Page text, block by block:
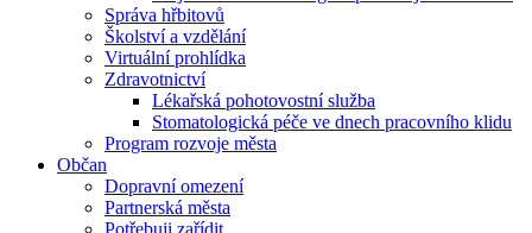
Správa hřbitovů
Školství a vzdělání
Virtuální prohlídka
Zdravotnictví
Lékařská pohotovostní služba
Stomatologická péče ve dnech pracovního klidu
Program rozvoje města
Občan
Dopravní omezení
Partnerská města
Potřebuji zařídit